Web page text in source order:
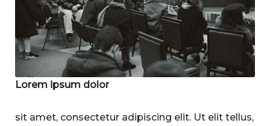
Lorem ipsum dolor
sit amet, consectetur adipiscing elit. Ut elit tellus,